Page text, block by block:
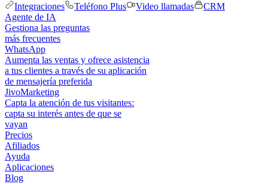
Integraciones
Teléfono Plus Video llamadas
CRM
Agente de IA
Gestiona las preguntas
más frecuentes
WhatsApp
Aumenta las ventas y ofrece asistencia
a tus clientes a través de su aplicación
de mensajería preferida
JivoMarketing
Capta la atención de tus visitantes:
capta su interés antes de que se
vayan
Precios
Afiliados
Ayuda
Aplicaciones
Blog